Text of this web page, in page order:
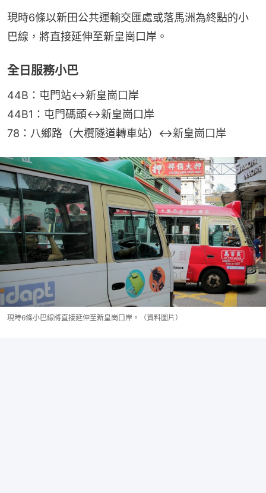
現時6條以新田公共運輸交匯處或落馬洲為終點的小
巴線，將直接延伸至新皇崗口岸。
全日服務小巴
44B：屯門站↔新皇崗口岸
44B1：屯門碼頭↔新皇崗口岸
78：八鄉路（大欖隧道轉車站）↔新皇崗口岸
現時6條小巴線將直接延伸至新皇崗口岸。（資料圖片）